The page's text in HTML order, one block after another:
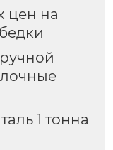
цен на
1 тонна